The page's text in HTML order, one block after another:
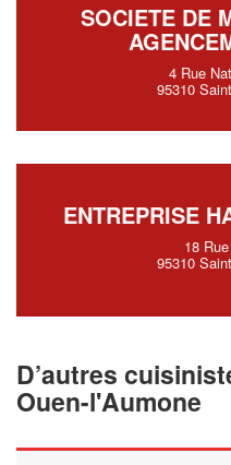
SOCIETE DE
4 Rue
95310
ENTREPRISE
18
95310
D’autres
Ouen-l'Aumone